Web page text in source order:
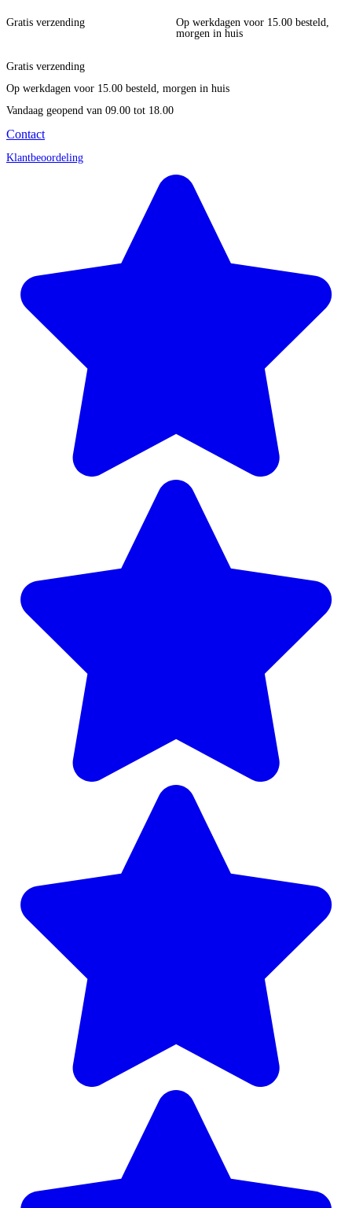
Gratis verzending
Op werkdagen voor 15.00 besteld,
morgen in huis
Gratis verzending
Op werkdagen voor 15.00 besteld, morgen in huis
Vandaag geopend van 09.00 tot 18.00
Contact
Klantbeoordeling